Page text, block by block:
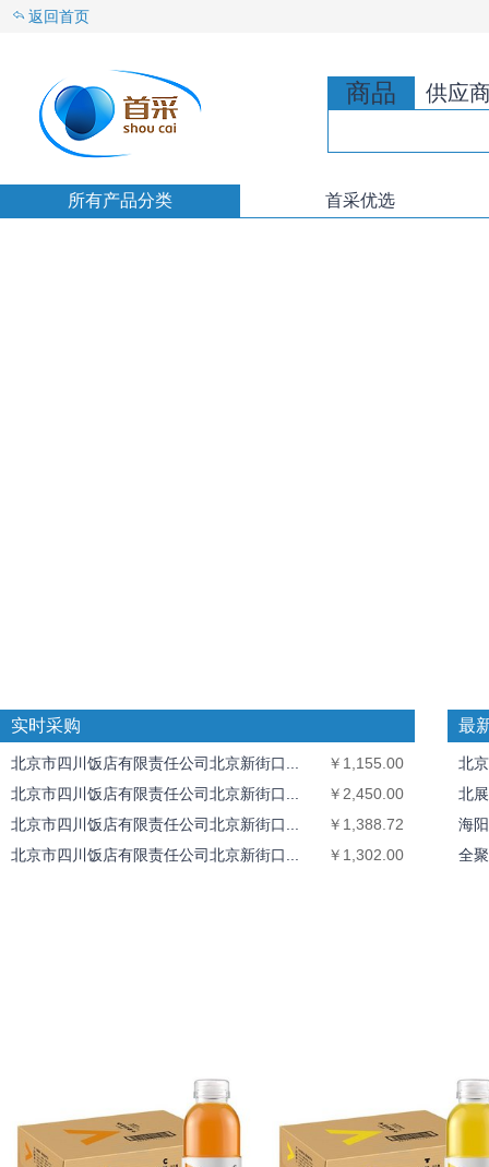
返回首页
商品 供应
所有产品分类 首采优选
实时采购
北京市四川饭店有限责任公司北京新街口...
￥1,155.00
北京市四川饭店有限责任公司北京新街口...
￥2,450.00
北京市四川饭店有限责任公司北京新街口...
￥1,388.72
北京市四川饭店有限责任公司北京新街口...
￥1,302.00
最
北
北
海
全